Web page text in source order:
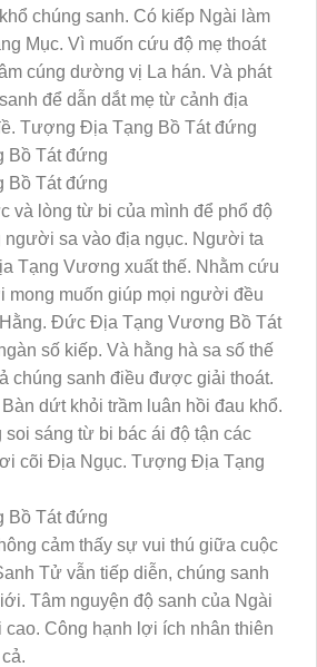
chúng sanh. Có kiếp Ngài làm
Mục. Vì muốn cứu độ mẹ thoát
cúng dường vị La hán. Và phát
để dẫn dắt mẹ từ cảnh địa
Tượng Địa Tạng Bồ Tát đứng
và lòng từ bi của mình để phổ độ
người sa vào địa ngục. Người ta
Tạng Vương xuất thế. Nhằm cứu
mong muốn giúp mọi người đều
Đức Địa Tạng Vương Bồ Tát
số kiếp. Và hằng hà sa số thế
chúng sanh điều được giải thoát.
dứt khỏi trầm luân hồi đau khổ.
sáng từ bi bác ái độ tận các
cõi Địa Ngục. Tượng Địa Tạng
cảm thấy sự vui thú giữa cuộc
Tử vẫn tiếp diễn, chúng sanh
Tâm nguyện độ sanh của Ngài
Công hạnh lợi ích nhân thiên